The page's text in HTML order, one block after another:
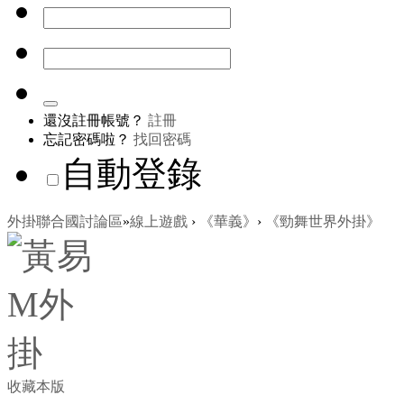
還沒註冊帳號？ 註冊
忘記密碼啦？ 找回密碼
自動登錄
外掛聯合國討論區»線上遊戲 › 《華義》 › 《勁舞世界外掛》
收藏本版